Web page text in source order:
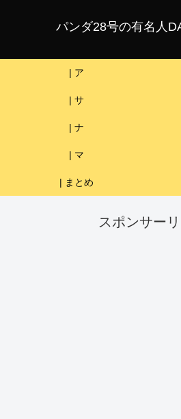
パンダ28号の有名人
| ア
| サ
| ナ
| マ
| まとめ
スポンサー